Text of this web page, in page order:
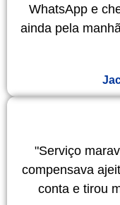
WhatsApp e
ainda pela
"Serviço
compensava
conta e tirou